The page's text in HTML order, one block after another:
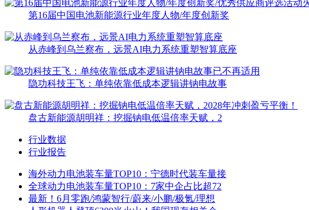
第16届中国电池新能源行业年度人物/年度创新奖
从赤峰到乌兰察布，远景AI电力系统重塑智算底座
隐功科技王飞：单纯依靠低成本逻辑讲钠电故事
盘古新能源胡明祥：挖掘钠电低温倍率天赋，2
行业数据
行业报告
海外动力电池装车量TOP10：宁德时代装车量接
全球动力电池装车量TOP10：7家中企占比超72
最新！6月零跑/鸿蒙智行/蔚来/小鹏/极氪/理想